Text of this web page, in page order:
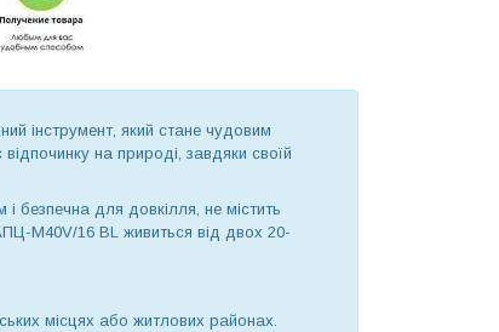
інструмент, який стане чудовим
на природі, завдяки своїй
безпечна для довкілля, не містить
M40V/16 BL живиться від двох 20-
місцях або житлових районах.